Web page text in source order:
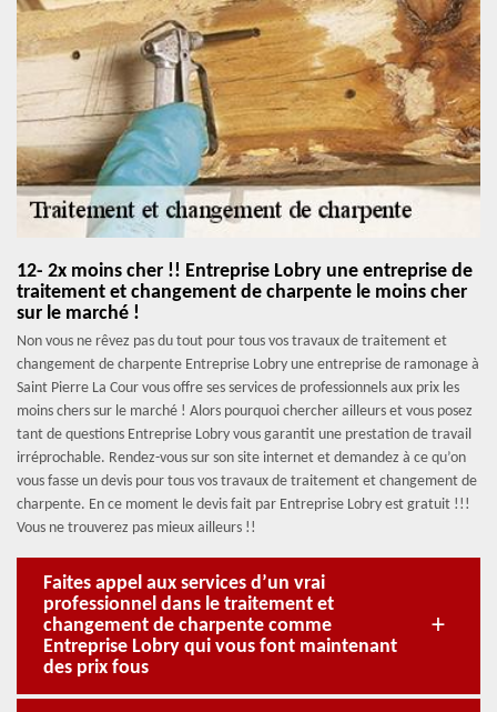
12- 2x moins cher !! Entreprise Lobry une entreprise de
traitement et changement de charpente le moins cher
sur le marché !
Non vous ne rêvez pas du tout pour tous vos travaux de traitement et
changement de charpente Entreprise Lobry une entreprise de ramonage à
Saint Pierre La Cour vous offre ses services de professionnels aux prix les
moins chers sur le marché ! Alors pourquoi chercher ailleurs et vous posez
tant de questions Entreprise Lobry vous garantit une prestation de travail
irréprochable. Rendez-vous sur son site internet et demandez à ce qu’on
vous fasse un devis pour tous vos travaux de traitement et changement de
charpente. En ce moment le devis fait par Entreprise Lobry est gratuit !!!
Vous ne trouverez pas mieux ailleurs !!
Faites appel aux services d’un vrai
professionnel dans le traitement et
changement de charpente comme
Entreprise Lobry qui vous font maintenant
des prix fous